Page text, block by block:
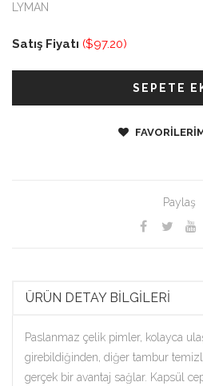
LYMAN
Satış Fiyatı ($97.20)
SEPETE
Paylaş
ÜRÜN DETAY BİLGİLERİ
Paslanmaz çelik pimler, kolayca
girebildiğinden, diğer tambur
gerçek bir avantaj sağlar. Kapsül